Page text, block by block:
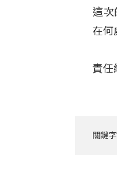
這次
在何
責任
關鍵字